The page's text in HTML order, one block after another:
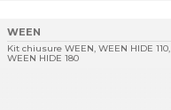
WEEN
Kit chiusure WEEN, WEEN HIDE 110,
WEEN HIDE 180